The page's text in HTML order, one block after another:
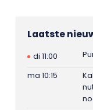
Laatste
di 11:00
ma 10:15